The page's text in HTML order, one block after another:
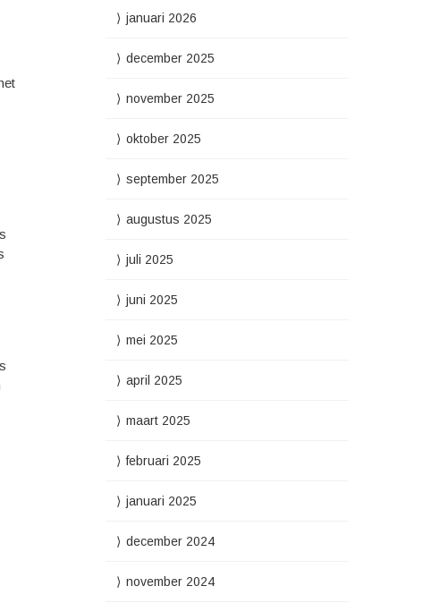
januari 2026
december 2025
november 2025
oktober 2025
september 2025
augustus 2025
juli 2025
juni 2025
mei 2025
april 2025
maart 2025
februari 2025
januari 2025
december 2024
november 2024